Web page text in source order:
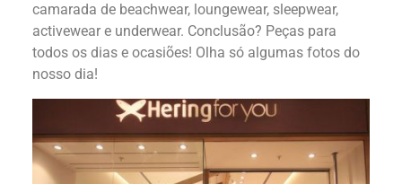
camarada de beachwear, loungewear, sleepwear,
activewear e underwear. Conclusão? Peças para
todos os dias e ocasiões! Olha só algumas fotos do
nosso dia!